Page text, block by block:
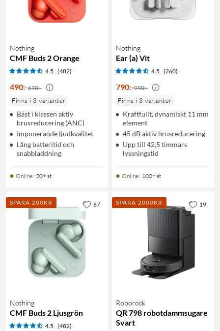
Nothing
CMF Buds 2 Orange
4.5 (482)
490:-690:-
Finns i 3 varianter
Bäst i klassen aktiv
brusreducering (ANC)
Imponerande ljudkvalitet
Lång batteritid och
snabbladdning
Online: 20+ st
Nothing
Ear (a) Vit
4.5 (260)
790:-990:-
Finns i 3 varianter
Kraftfullt, dynamiskt 11 mm
element
45 dB aktiv brusreducering
Upp till 42,5 timmars
lyssningstid
Online: 100+ st
SPARA 200KR
Nothing
CMF Buds 2 Ljusgrön
4.5 (482)
67 SPARA 2000KR
Roborock
QR 798 robotdammsugare
Svart
19